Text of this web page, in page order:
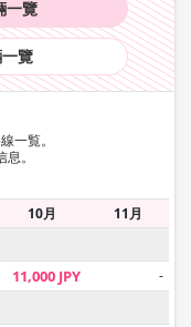
一覽
一覽
一覧。
。
10月
11月
11,000 JPY
-